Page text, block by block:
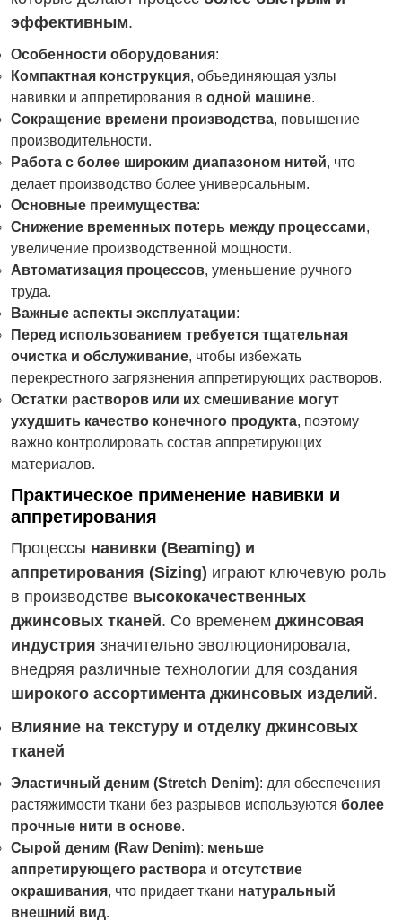
эффективным.
Особенности оборудования:
Компактная конструкция, объединяющая узлы
навивки и аппретирования в одной машине.
Сокращение времени производства, повышение
производительности.
Работа с более широким диапазоном нитей, что
делает производство более универсальным.
Основные преимущества:
Снижение временных потерь между процессами,
увеличение производственной мощности.
Автоматизация процессов, уменьшение ручного
труда.
Важные аспекты эксплуатации:
Перед использованием требуется тщательная
очистка и обслуживание, чтобы избежать
перекрестного загрязнения аппретирующих растворов.
Остатки растворов или их смешивание могут
ухудшить качество конечного продукта, поэтому
важно контролировать состав аппретирующих
материалов.
Практическое применение навивки и
аппретирования
Процессы навивки (Beaming) и
аппретирования (Sizing) играют ключевую роль
в производстве высококачественных
джинсовых тканей. Со временем джинсовая
индустрия значительно эволюционировала,
внедряя различные технологии для создания
широкого ассортимента джинсовых изделий.
Влияние на текстуру и отделку джинсовых
тканей
Эластичный деним (Stretch Denim): для обеспечения
растяжимости ткани без разрывов используются более
прочные нити в основе.
Сырой деним (Raw Denim): меньше
аппретирующего раствора и отсутствие
окрашивания, что придает ткани натуральный
внешний вид.